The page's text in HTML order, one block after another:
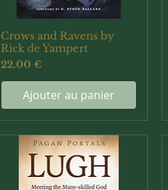
Aperçu rapide
Crows and Ravens by
Rick de Yampert
Prix
22,00 €
Ajouter au panier